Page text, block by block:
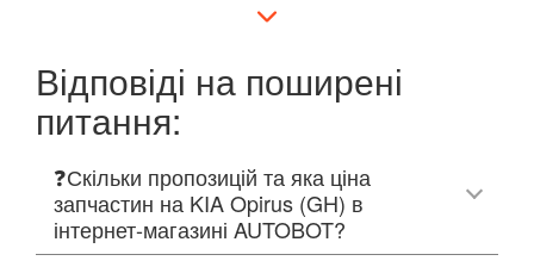
Відповіді на поширені
питання:
❓Скільки пропозицій та яка ціна
запчастин на KIA Opirus (GH) в
інтернет-магазині AUTOBOT?